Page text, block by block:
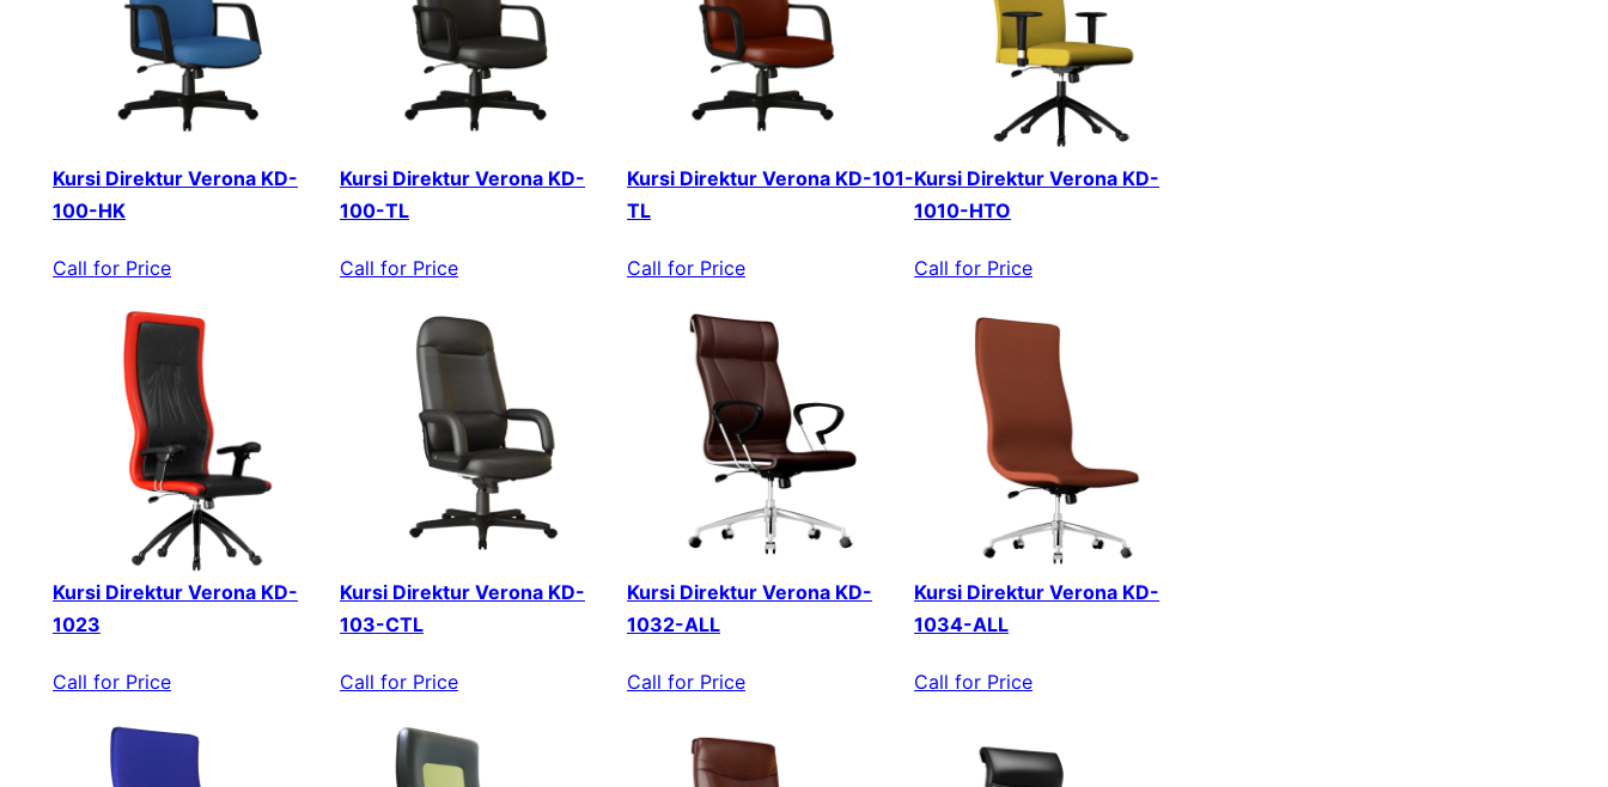
Kursi Direktur Verona KD-
100-HK
Call for Price
Kursi Direktur Verona KD-
100-TL
Call for Price
Kursi Direktur Verona KD-101-
TL
Call for Price
Kursi Direktur Verona KD-
1010-HTO
Call for Price
Kursi Direktur Verona KD-
1023
Call for Price
Kursi Direktur Verona KD-
103-CTL
Call for Price
Kursi Direktur Verona KD-
1032-ALL
Call for Price
Kursi Direktur Verona KD-
1034-ALL
Call for Price